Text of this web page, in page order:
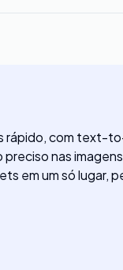
rápido, com
nas
em um só